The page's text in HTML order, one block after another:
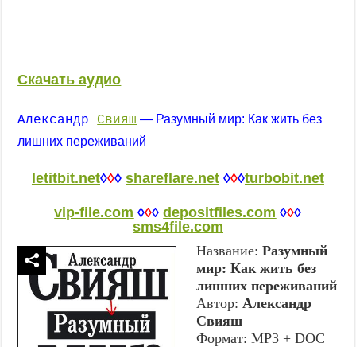
Скачать аудио
Александр Свияш — Разумный мир: Как жить без
лишних переживаний
letitbit.net◊◊◊ shareflare.net ◊◊◊turbobit.net
vip-file.com ◊◊◊ depositfiles.com ◊◊◊
sms4file.com
Название:Разумный
мир: Как жить без
лишних переживаний
Автор:Александр
Свияш
Формат: MP3 + DOC